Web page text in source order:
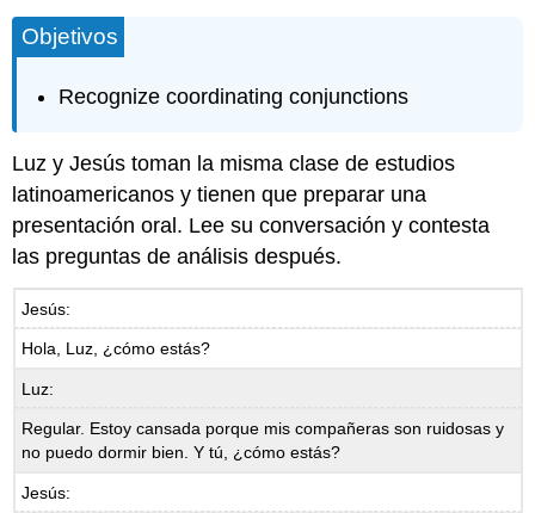
Objetivos
Recognize coordinating conjunctions
Luz y Jesús toman la misma clase de estudios
latinoamericanos y tienen que preparar una
presentación oral. Lee su conversación y contesta
las preguntas de análisis después.
Jesús:
Hola, Luz, ¿cómo estás?
Luz:
Regular. Estoy cansada porque mis compañeras son ruidosas y
no puedo dormir bien. Y tú, ¿cómo estás?
Jesús: